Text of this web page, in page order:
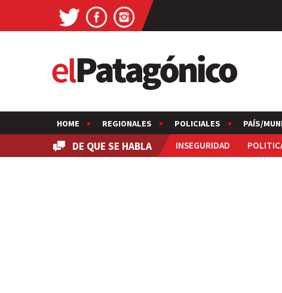
HOME REGIONALES POLICIALES PAÍS/
DE QUE SE HABLA INSEGURIDAD